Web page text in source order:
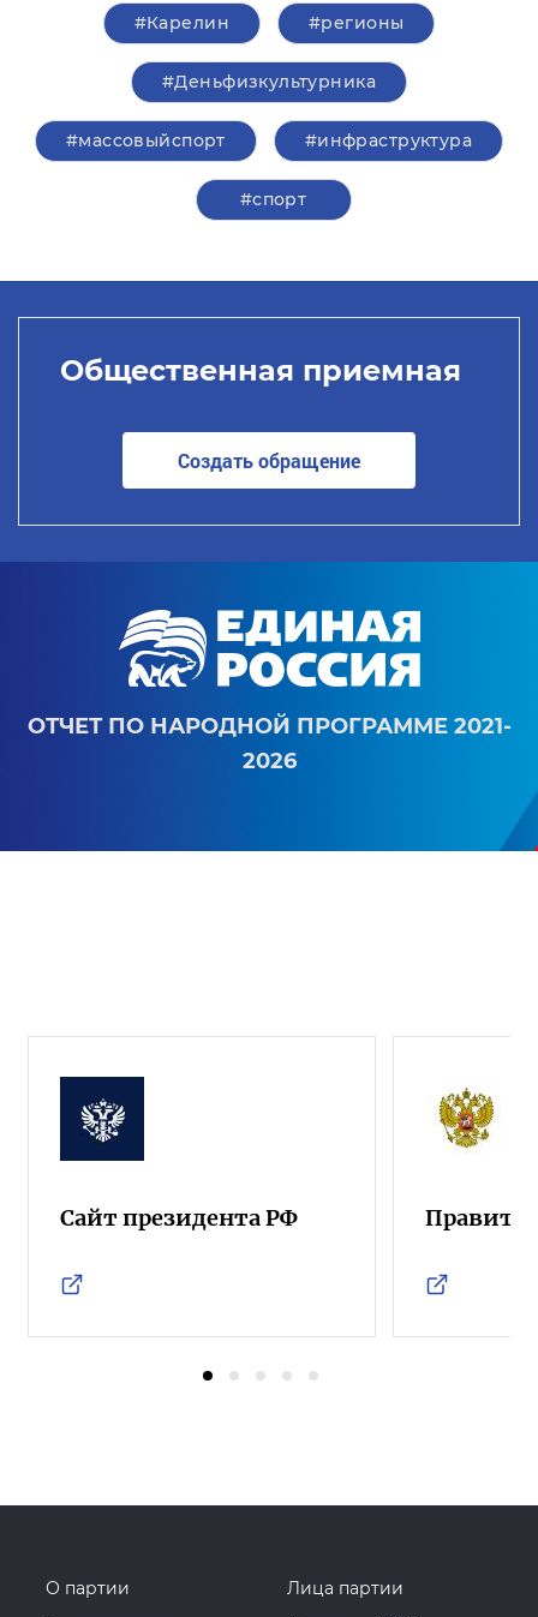
#Карелин #регионы
#Деньфизкультурника
#массовыйспорт #инфраструктура
#спорт
Общественная приемная
Создать обращение
ОТЧЕТ ПО НАРОДНОЙ ПРОГРАММЕ 2021-
2026
Сайт президента РФ
О партии
Лица партии